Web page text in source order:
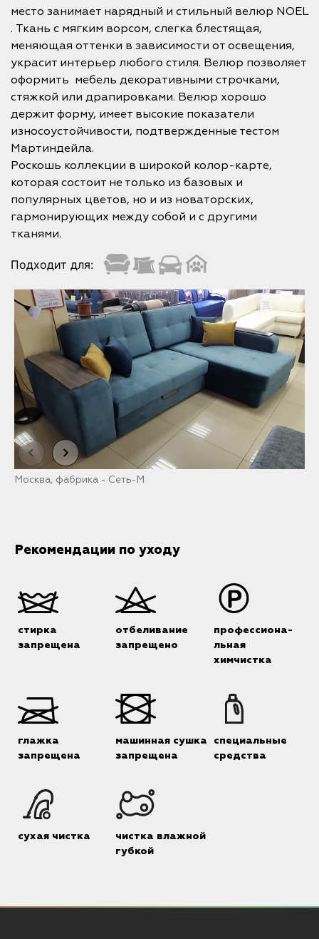
место занимает нарядный и стильный велюр NOEL
. Ткань с мягким ворсом, слегка блестящая,
меняющая оттенки в зависимости от освещения,
украсит интерьер любого стиля. Велюр позволяет
оформить мебель декоративными строчками,
стяжкой или драпировками. Велюр хорошо
держит форму, имеет высокие показатели
износоустойчивости, подтвержденные тестом
Мартиндейла.
Роскошь коллекции в широкой колор-карте,
которая состоит не только из базовых и
популярных цветов, но и из новаторских,
гармонирующих между собой и с другими
тканями.
Подходит для:
Москва, фабрика - Сеть-М
Рекомендации по уходу
стирка
запрещена
отбеливание
запрещено
профессиона-
льная
химчистка
глажка
запрещена
машинная сушка
запрещена
специальные
средства
сухая чистка
чистка влажной
губкой